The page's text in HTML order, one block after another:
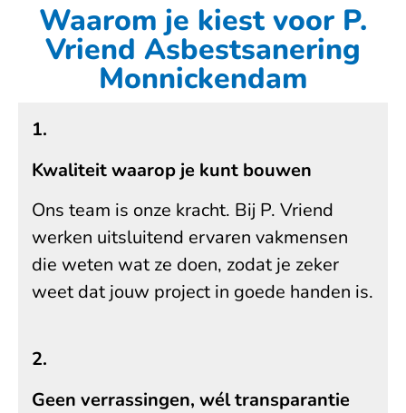
Waarom je kiest voor P.
Vriend Asbestsanering
Monnickendam
1.
Kwaliteit waarop je kunt bouwen
Ons team is onze kracht. Bij P. Vriend
werken uitsluitend ervaren vakmensen
die weten wat ze doen, zodat je zeker
weet dat jouw project in goede handen is.
2.
Geen verrassingen, wél transparantie